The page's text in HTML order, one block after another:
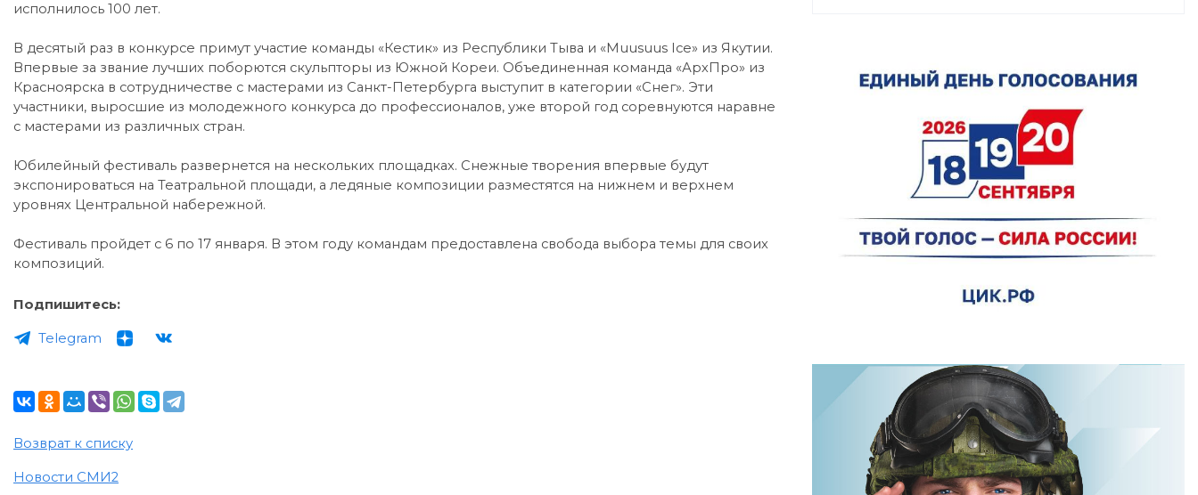
исполнилось 100 лет.
В десятый раз в конкурсе примут участие команды «Кестик» из Республики Тыва и «Muusuus Ice» из Якутии.
Впервые за звание лучших поборются скульпторы из Южной Кореи. Объединенная команда «АрхПро» из
Красноярска в сотрудничестве с мастерами из Санкт-Петербурга выступит в категории «Снег». Эти
участники, выросшие из молодежного конкурса до профессионалов, уже второй год соревнуются наравне
с мастерами из различных стран.
Юбилейный фестиваль развернется на нескольких площадках. Снежные творения впервые будут
экспонироваться на Театральной площади, а ледяные композиции разместятся на нижнем и верхнем
уровнях Центральной набережной.
Фестиваль пройдет с 6 по 17 января. В этом году командам предоставлена свобода выбора темы для своих
композиций.
Подпишитесь:
Telegram
Возврат к списку
Новости СМИ2